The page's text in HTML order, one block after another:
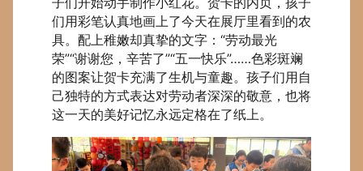
们用彩笔认真地画上了今天在展厅里看到的农
具。配上稚嫩却真挚的文字：“劳动最光
荣”“谢谢您，辛苦了”“五一快乐”……色彩斑斓
的图案让贺卡充满了生机与童趣。孩子们用自
己独特的方式表达对劳动者深深的敬意，也将
这一天的美好记忆永远定格在了纸上。